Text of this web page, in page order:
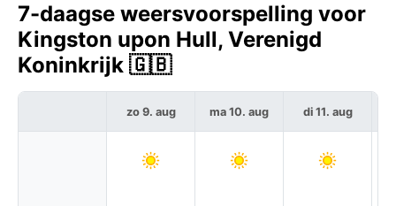
7-daagse weersvoorspelling voor
Kingston upon Hull, Verenigd
Koninkrijk 🇬🇧
zo 9. aug ma 10. aug di 11. aug